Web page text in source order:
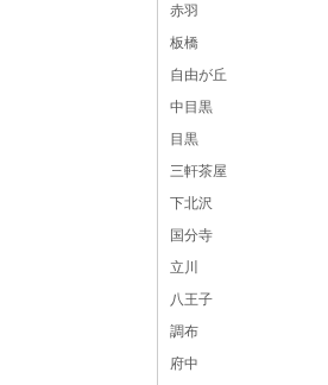
赤羽
板橋
自由が丘
中目黒
目黒
三軒茶屋
下北沢
国分寺
立川
八王子
調布
府中